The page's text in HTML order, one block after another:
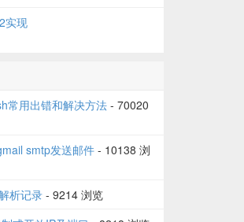
="[{if $value.price gt
实现
常用出错和解决方法 - 70020
smtp发送邮件 - 10138 浏
析记录 - 9214 浏览